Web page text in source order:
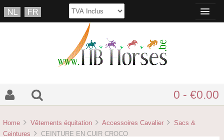
0 - €0.00
Home Vêtements équitation Accessoires Cavalier
Sacs &
Ceintures
CEINTURE EN CUIR CROCO